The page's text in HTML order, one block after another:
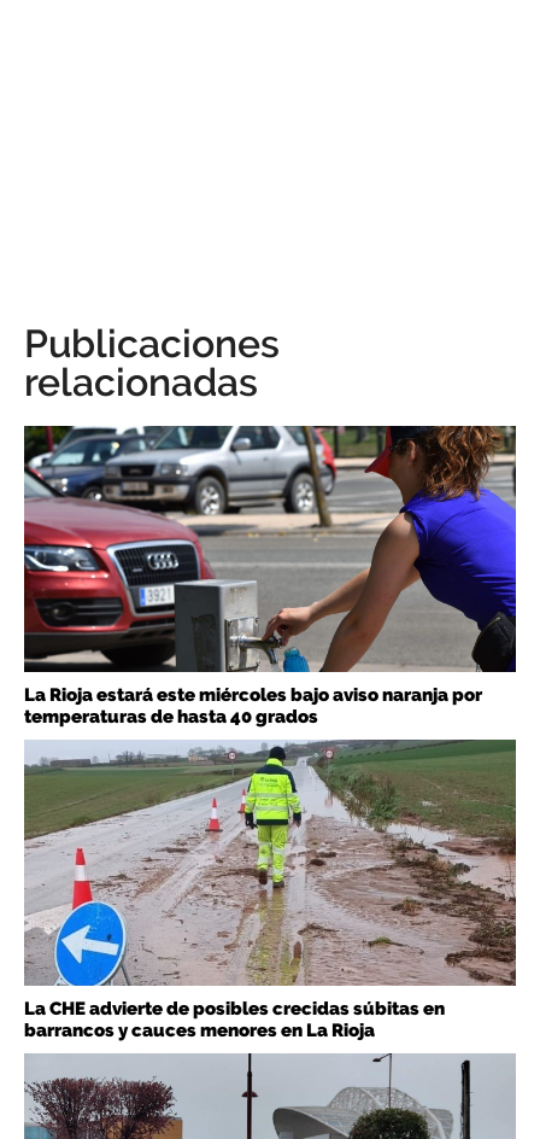
Publicaciones
relacionadas
La Rioja estará este miércoles bajo aviso naranja por
temperaturas de hasta 40 grados
La CHE advierte de posibles crecidas súbitas en
barrancos y cauces menores en La Rioja